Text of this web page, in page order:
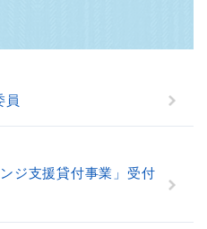
員
ジ支援貸付事業」受付